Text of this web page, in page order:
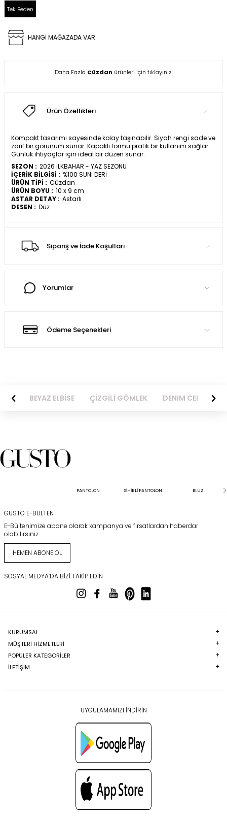
Tek Beden
HANGİ MAĞAZADA VAR
Daha Fazla Cüzdan ürünleri için tıklayınız.
Ürün Özellikleri
Kompakt tasarımı sayesinde kolay taşınabilir. Siyah rengi sade ve
zarif bir görünüm sunar. Kapaklı formu pratik bir kullanım sağlar.
Günlük ihtiyaçlar için ideal bir düzen sunar.
SEZON : 2026 İLKBAHAR - YAZ SEZONU
İÇERİK BİLGİSİ : %100 SUNİ DERİ
ÜRÜN TİPİ : Cüzdan
ÜRÜN BOYU : 10 x 9 cm
ASTAR DETAY : Astarlı
DESEN : Düz
Sipariş ve İade Koşulları
Yorumlar
Ödeme Seçenekleri
BEYAZ ELBİSE ÇİZGİLİ GÖMLEK DENIM CEKET
PANTOLON SİHİRLİ PANTOLON BLUZ
GUSTO E-BÜLTEN
E-Bültenimize abone olarak kampanya ve fırsatlardan haberdar
olabilirsiniz.
HEMEN ABONE OL
SOSYAL MEDYA’DA BIZI TAKIP EDIN
KURUMSAL
MÜŞTERI HIZMETLERI
POPÜLER KATEGORILER
İLETİŞİM
UYGULAMAMIZI İNDİRİN